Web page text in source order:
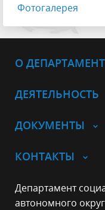
Фотогалерея
О
ДЕЯТЕЛЬНОСТЬ
ДОКУМЕНТЫ
КОНТАКТЫ
Департамент
автономного